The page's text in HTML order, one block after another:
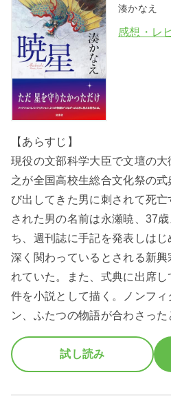
湊かなえ
感想・レ
【あらすじ】
現役の文部科学大臣で文壇の
之が全国高校生総合文化祭の
び出してきた男に刺されて死
された男の名前は永瀬暁、37
ち、週刊誌に手記を発表しは
深く関わっているとされる新
れていた。また、式典に出席
件を小説として描く。ノンフィ
ン、ふたつの物語が合わさっ
試し読み